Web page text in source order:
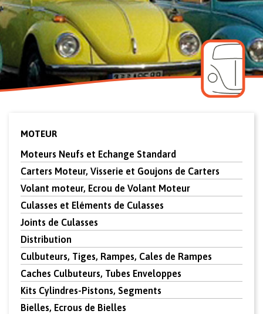
MOTEUR
Moteurs Neufs et Echange Standard
Carters Moteur, Visserie et Goujons de Carters
Volant moteur, Ecrou de Volant Moteur
Culasses et Eléments de Culasses
Joints de Culasses
Distribution
Culbuteurs, Tiges, Rampes, Cales de Rampes
Caches Culbuteurs, Tubes Enveloppes
Kits Cylindres-Pistons, Segments
Bielles, Ecrous de Bielles